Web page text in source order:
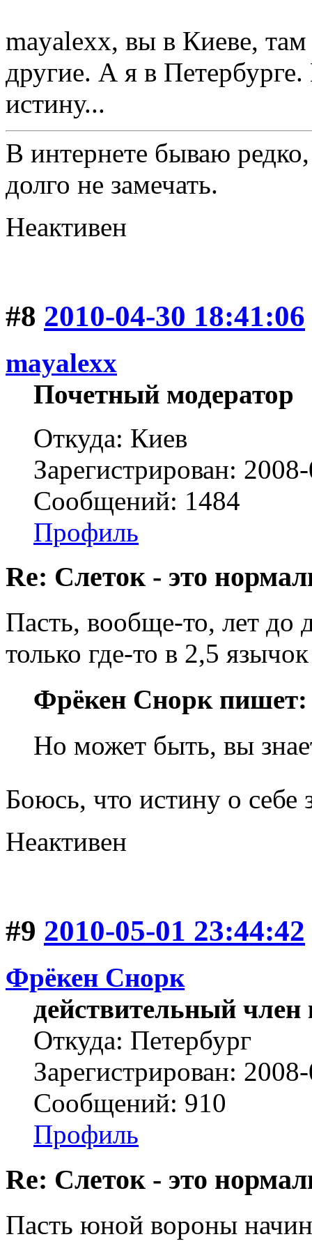
mayalexx, вы в Киеве,
другие. А я в
истину...
В интернете бываю
долго не замечать.
Неактивен
#8 2010-04-30 18:41:06
mayalexx
Почетный модератор
Откуда: Киев
Зарегистрирован:
Сообщений: 1484
Профиль
Re: Слеток - это
Пасть, вообще-то, лет до
только где-то в 2,5
Фрёкен Снорк пишет:
Но может быть, вы
Боюсь, что истину о
Неактивен
#9 2010-05-01 23:44:42
Фрёкен Снорк
действительный член
Откуда: Петербург
Зарегистрирован:
Сообщений: 910
Профиль
Re: Слеток - это
Пасть юной вороны